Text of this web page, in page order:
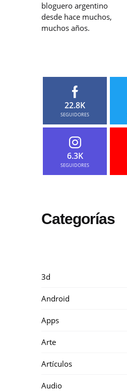
bloguero argentino
desde hace muchos,
muchos años.
22.8K
SEGUIDORES
6.3K
SEGUIDORES
Categorías
3d
Android
Apps
Arte
Artículos
Audio